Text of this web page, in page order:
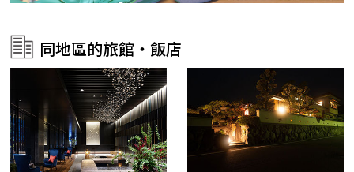
同地區的旅館・飯店